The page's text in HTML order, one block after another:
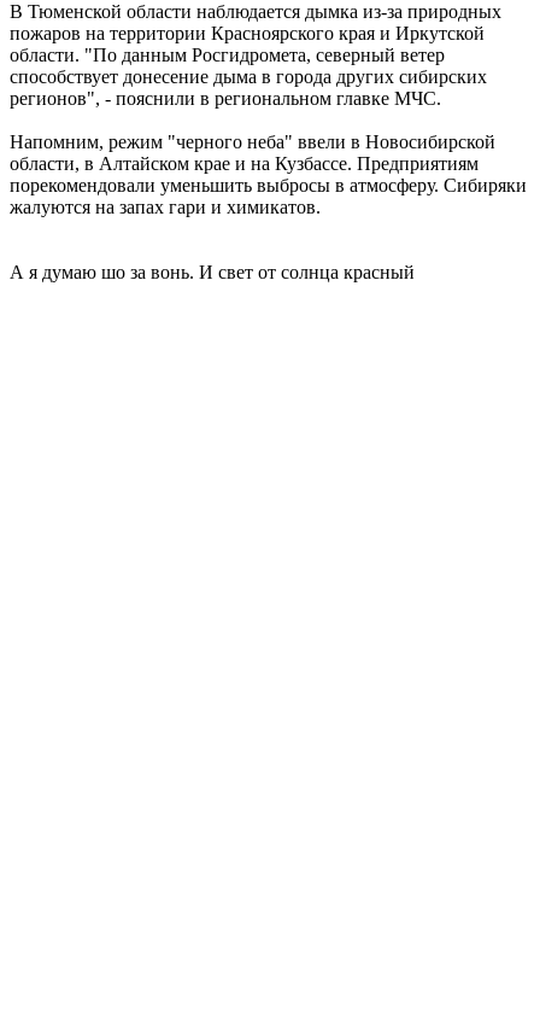
В Тюменской области наблюдается дымка из-за природных
пожаров на территории Красноярского края и Иркутской
области. "По данным Росгидромета, северный ветер
способствует донесение дыма в города других сибирских
регионов", - пояснили в региональном главке МЧС.
Напомним, режим "черного неба" ввели в Новосибирской
области, в Алтайском крае и на Кузбассе. Предприятиям
порекомендовали уменьшить выбросы в атмосферу. Сибиряки
жалуются на запах гари и химикатов.
А я думаю шо за вонь. И свет от солнца красный